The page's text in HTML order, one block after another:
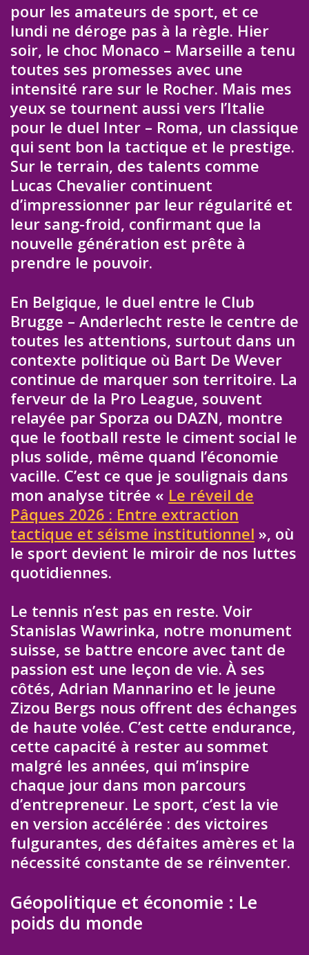
pour les amateurs de sport, et ce
lundi ne déroge pas à la règle. Hier
soir, le choc Monaco – Marseille a tenu
toutes ses promesses avec une
intensité rare sur le Rocher. Mais mes
yeux se tournent aussi vers l’Italie
pour le duel Inter – Roma, un classique
qui sent bon la tactique et le prestige.
Sur le terrain, des talents comme
Lucas Chevalier continuent
d’impressionner par leur régularité et
leur sang-froid, confirmant que la
nouvelle génération est prête à
prendre le pouvoir.
En Belgique, le duel entre le Club
Brugge – Anderlecht reste le centre de
toutes les attentions, surtout dans un
contexte politique où Bart De Wever
continue de marquer son territoire. La
ferveur de la Pro League, souvent
relayée par Sporza ou DAZN, montre
que le football reste le ciment social le
plus solide, même quand l’économie
vacille. C’est ce que je soulignais dans
mon analyse titrée « Le réveil de
Pâques 2026 : Entre extraction
tactique et séisme institutionnel », où
le sport devient le miroir de nos luttes
quotidiennes.
Le tennis n’est pas en reste. Voir
Stanislas Wawrinka, notre monument
suisse, se battre encore avec tant de
passion est une leçon de vie. À ses
côtés, Adrian Mannarino et le jeune
Zizou Bergs nous offrent des échanges
de haute volée. C’est cette endurance,
cette capacité à rester au sommet
malgré les années, qui m’inspire
chaque jour dans mon parcours
d’entrepreneur. Le sport, c’est la vie
en version accélérée : des victoires
fulgurantes, des défaites amères et la
nécessité constante de se réinventer.
Géopolitique et économie : Le
poids du monde